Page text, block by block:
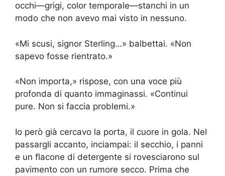
occhi—grigi, color temporale—stanchi in un
modo che non avevo mai visto in nessuno.
«Mi scusi, signor Sterling…» balbettai. «Non
sapevo fosse rientrato.»
«Non importa,» rispose, con una voce più
profonda di quanto immaginassi. «Continui
pure. Non si faccia problemi.»
Io però già cercavo la porta, il cuore in gola. Nel
passargli accanto, inciampai: il secchio, i panni
e un flacone di detergente si rovesciarono sul
pavimento con un rumore secco. Prima che